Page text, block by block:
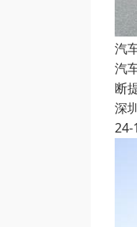
汽
汽
断
深
24-